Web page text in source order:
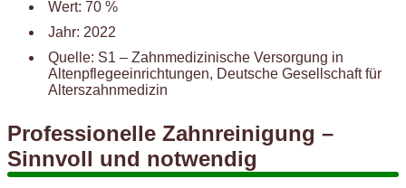
Wert: 70 %
Jahr: 2022
Quelle: S1 – Zahnmedizinische Versorgung in
Altenpflegeeinrichtungen, Deutsche Gesellschaft für
Alterszahnmedizin
Professionelle Zahnreinigung –
Sinnvoll und notwendig